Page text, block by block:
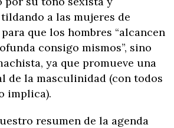
a las mujeres de
que los hombres “alcancen
consigo mismos”, sino
ya que promueve una
de la masculinidad (con todos
implica).
resumen de la agenda